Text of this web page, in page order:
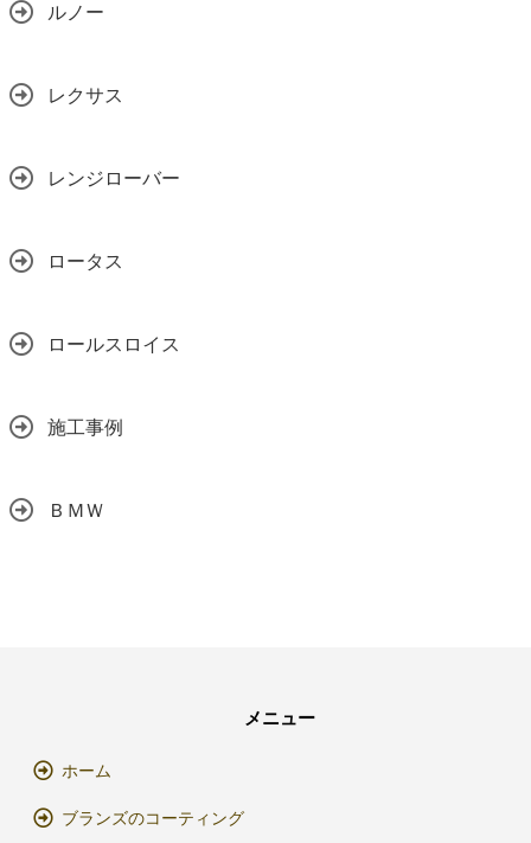
ルノー
レクサス
レンジローバー
ロータス
ロールスロイス
施工事例
ＢＭＷ
メニュー
ホーム
ブランズのコーティング